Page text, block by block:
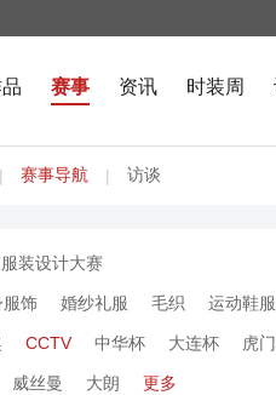
赛事 资讯 时装周
| 赛事导航 | 访谈
装设计大赛
服饰 婚纱礼服 毛织 运动鞋服
CCTV 中华杯 大连杯 虎
威丝曼 大朗 更多